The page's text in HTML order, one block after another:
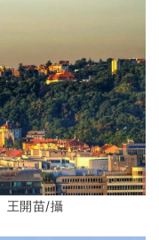
王開苗/攝